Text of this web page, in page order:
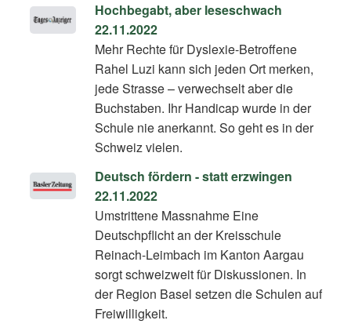
Hochbegabt, aber leseschwach
22.11.2022
Mehr Rechte für Dyslexie-Betroffene
Rahel Luzi kann sich jeden Ort merken,
jede Strasse – verwechselt aber die
Buchstaben. Ihr Handicap wurde in der
Schule nie anerkannt. So geht es in der
Schweiz vielen.
Deutsch fördern - statt erzwingen
22.11.2022
Umstrittene Massnahme Eine
Deutschpflicht an der Kreisschule
Reinach-Leimbach im Kanton Aargau
sorgt schweizweit für Diskussionen. In
der Region Basel setzen die Schulen auf
Freiwilligkeit.